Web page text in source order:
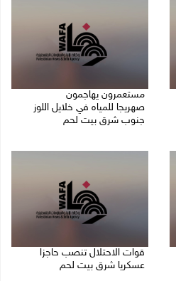
مستعمرون يهاجمون
صهريجا للمياه في خلايل اللوز
جنوب شرق بيت لحم
قوات الاحتلال تنصب حاجزا
عسكريا شرق بيت لحم